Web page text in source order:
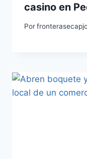
casino en
Porfronterasecapjc